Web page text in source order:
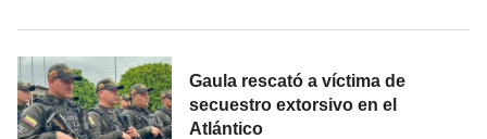
Gaula rescató a víctima de
secuestro extorsivo en el
Atlántico